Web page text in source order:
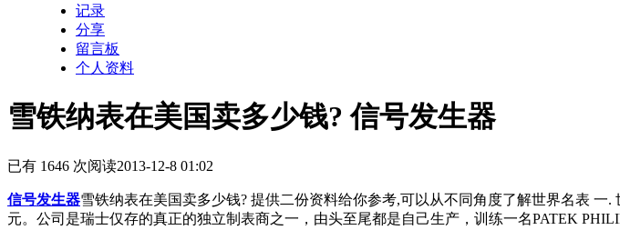
记录
分享
留言板
个人资料
雪铁纳表在美国卖多少钱? 信号发生器
已有 1646 次阅读2013-12-8 01:02
信号发生器雪铁纳表在美国卖多少钱? 提供二份资料给你参考,可以从不同角度了解世界名表
元。公司是瑞士仅存的真正的独立制表商之一，由头至尾都是自己生产，训练一名PATEK